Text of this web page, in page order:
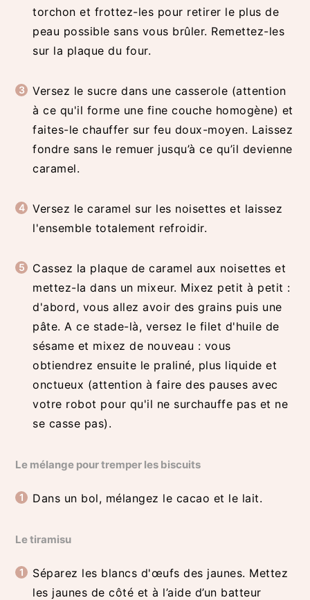
torchon et frottez-les pour retirer le plus de
peau possible sans vous brûler. Remettez-les
sur la plaque du four.
Versez le sucre dans une casserole (attention
à ce qu'il forme une fine couche homogène) et
faites-le chauffer sur feu doux-moyen. Laissez
fondre sans le remuer jusqu’à ce qu’il devienne
caramel.
Versez le caramel sur les noisettes et laissez
l'ensemble totalement refroidir.
Cassez la plaque de caramel aux noisettes et
mettez-la dans un mixeur. Mixez petit à petit :
d'abord, vous allez avoir des grains puis une
pâte. A ce stade-là, versez le filet d'huile de
sésame et mixez de nouveau : vous
obtiendrez ensuite le praliné, plus liquide et
onctueux (attention à faire des pauses avec
votre robot pour qu'il ne surchauffe pas et ne
se casse pas).
Le mélange pour tremper les biscuits
Dans un bol, mélangez le cacao et le lait.
Le tiramisu
Séparez les blancs d'œufs des jaunes. Mettez
les jaunes de côté et à l’aide d’un batteur